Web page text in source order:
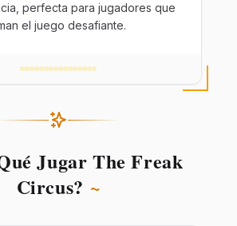
perfecta para jugadores que
el juego desafiante.
Jugar The Freak
Circus? ~